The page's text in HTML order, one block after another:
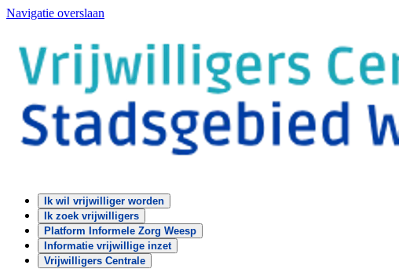
Navigatie overslaan
Ik wil vrijwilliger worden
Ik zoek vrijwilligers
Platform Informele Zorg Weesp
Informatie vrijwillige inzet
Vrijwilligers Centrale